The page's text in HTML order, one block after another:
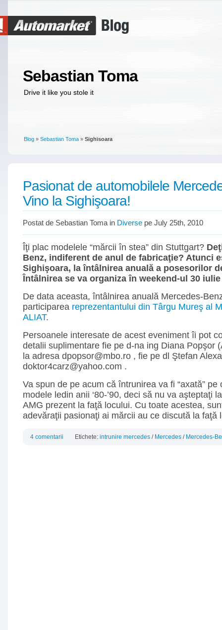
Sebastian Toma
Drive it like you stole it
Blog » Sebastian Toma » Sighisoara
Pasionat de automobilele
Vino la Sighişoara!
Postat de Sebastian Toma in Diverse pe July 25th, 2010
Îţi plac modelele “mărcii în stea” din Stuttgart?
Benz, indiferent de anul de fabricaţie? Atunci
Sighişoara, la întâlnirea anuală a posesorilor
Întâlnirea se va organiza în weekend-ul 30
De data aceasta, întâlnirea anuală Mercedes-
participarea reprezentantului din Târgu Mureş al
ALIAT.
Persoanele interesate de acest eveniment îi pot
detalii suplimentare fie pe d-na ing Diana Popşor
la adresa dpopsor@mbo.ro , fie pe dl Ştefan
doktor4carz@yahoo.com .
Va spun de pe acum că întrunirea va fi “axată” pe
modele ledin anii ‘80-’90, deci să nu va aşteptaţi
AMG prezent la faţă locului. Cu toate acestea,
adevăraţii pasionaţi ai mărcii au ce discută la faţă
4 comentarii Etichete: intrunire mercedes / Mercedes / Mercedes-